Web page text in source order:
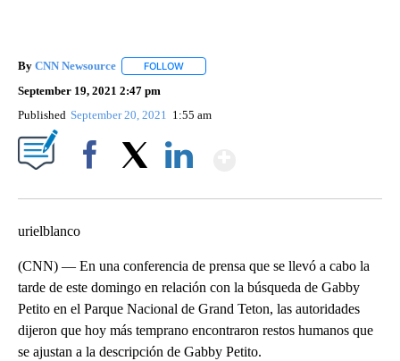
By CNN Newsource FOLLOW
September 19, 2021 2:47 pm
Published September 20, 2021 1:55 am
urielblanco
(CNN) — En una conferencia de prensa que se llevó a cabo la
tarde de este domingo en relación con la búsqueda de Gabby
Petito en el Parque Nacional de Grand Teton, las autoridades
dijeron que hoy más temprano encontraron restos humanos que
se ajustan a la descripción de Gabby Petito.